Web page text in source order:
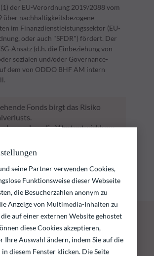
der EU-Verordnung 2019/2088 vom
über nachhaltigkeitsbezogene
im Finanzdienstleistungssektor (EU-
oder auch "SFDR") fördert. Der
Ansatz (d.h. die Einbeziehung von
sozialen und/oder Governance-
dem von ODDO BHF AM intern
Fonds birgt das Risiko
daran, dass die Wertentwicklung
zulässt. Sie
Laufe der Zeit.
zum 05.08.2026
seine Partner verwenden Cookies,
Funktionsweise dieser Webseite
die Besucherzahlen anonym zu
Anzeige von Multimedia-Inhalten zu
auf einer externen Website gehostet
diese Cookies akzeptieren,
Ihre Auswahl ändern, indem Sie auf die
diesem Fenster klicken. Die Seite